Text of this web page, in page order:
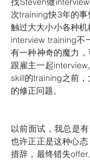
次training快3年的
触过大大小小各种
interview training不
有一种神奇的魔力
跟雇主一起
skill的training之前
的修正问题。
以前面试，我总是有
也许正正是这种心
措辞，最终错失